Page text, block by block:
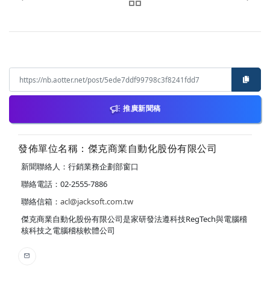
推廣新聞稿
發佈單位名稱：傑克商業自動化股份有限公司
新聞聯絡人：行銷業務企劃部窗口
聯絡電話：02-2555-7886
聯絡信箱： acl@jacksoft.com.tw
傑克商業自動化股份有限公司是家研發法遵科技RegTech與電腦稽
核科技之電腦稽核軟體公司